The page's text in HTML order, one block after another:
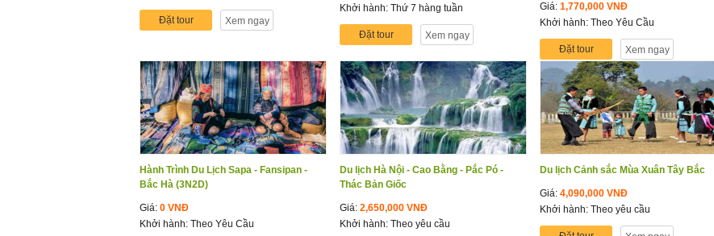
Đặt tour Xem ngay
Khởi hành: Thứ 7 hàng tuần
Đặt tour Xem ngay
Giá: 1,770,000 VNĐ
Khởi hành: Theo Yêu Cầu
Đặt tour Xem ngay
Hành Trình Du Lịch Sapa - Fansipan -
Bắc Hà (3N2D)
Giá: 0 VNĐ
Khởi hành: Theo Yêu Cầu
Du lịch Hà Nội - Cao Bằng - Pắc Pó -
Thác Bản Giốc
Giá: 2,650,000 VNĐ
Khởi hành: Theo yêu cầu
Du lịch Cảnh sắc Mùa Xuân Tây Bắc
Giá: 4,090,000 VNĐ
Khởi hành: Theo yêu cầu